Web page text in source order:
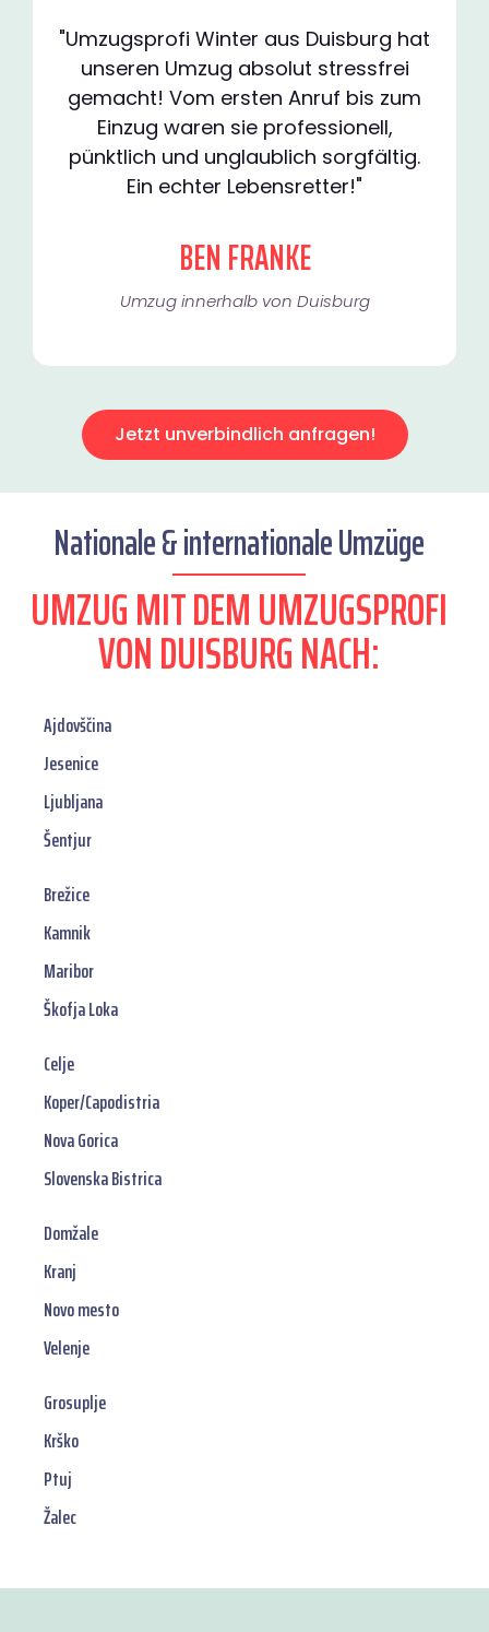
"Umzugsprofi Winter aus Duisburg hat
unseren Umzug absolut stressfrei
gemacht! Vom ersten Anruf bis zum
Einzug waren sie professionell,
pünktlich und unglaublich sorgfältig.
Ein echter Lebensretter!"
BEN FRANKE
Umzug innerhalb von Duisburg​
Jetzt unverbindlich anfragen!
Nationale & internationale Umzüge
UMZUG MIT DEM UMZUGSPROFI
VON DUISBURG NACH:
Ajdovščina
Jesenice
Ljubljana
Šentjur
Brežice
Kamnik
Maribor
Škofja Loka
Celje
Koper/Capodistria
Nova Gorica
Slovenska Bistrica
Domžale
Kranj
Novo mesto
Velenje
Grosuplje
Krško
Ptuj
Žalec